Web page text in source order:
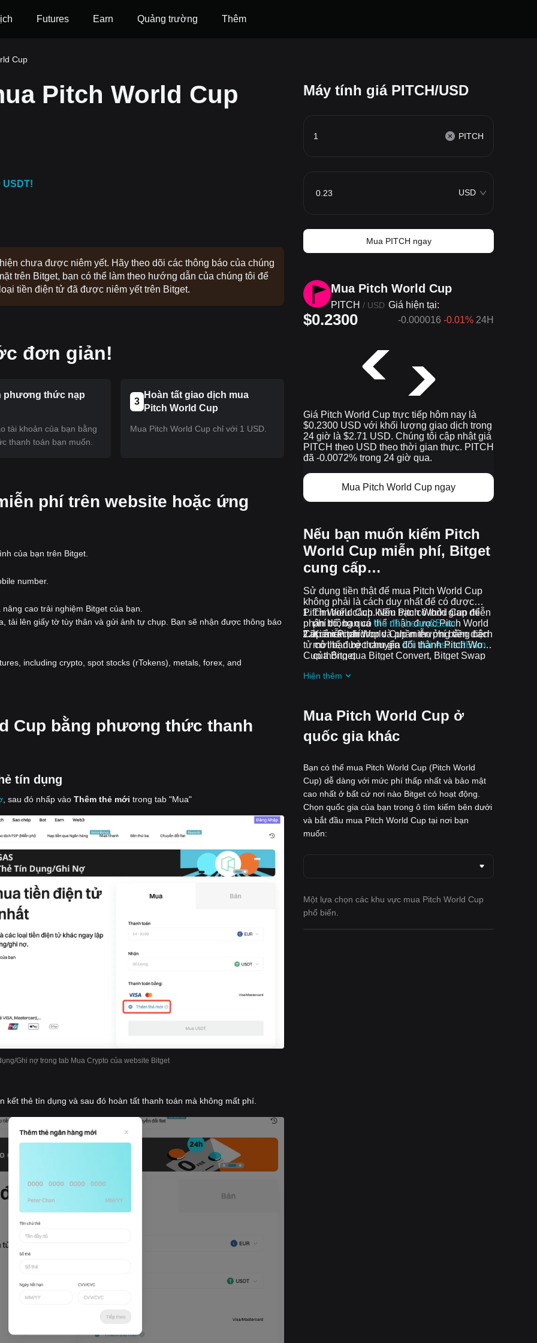
Futures ‌Earn Quảng trường Thêm
Cup
Pitch World Cup
USDT!
chưa được niêm yết. Hãy theo dõi các thông báo của chúng
trên Bitget, bạn có thể làm theo hướng dẫn của chúng tôi để
tiền điện tử đã được niêm yết trên Bitget.
đơn giản!
phương thức nạp
tài khoản của bạn bằng
thanh toán bạn muốn.
3
Hoàn tất giao dịch mua
Pitch World Cup
Mua Pitch World Cup chỉ với 1 USD.
phí trên website hoặc ứng
của bạn trên Bitget.
number.
cao trải nghiệm Bitget của bạn.
tải lên giấy tờ tùy thân và gửi ảnh tự chụp. Bạn sẽ nhận được thông báo
including crypto, spot stocks (rTokens), metals, forex, and
Cup bằng phương thức thanh
tín dụng
, sau đó nhấp vào Thêm thẻ mới trong tab "Mua"
Ghi nợ trong tab Mua Crypto của website Bitget
kết thẻ tín dụng và sau đó hoàn tất thanh toán mà không mất phí.
Máy tính giá PITCH/USD
PITCH
USD
Mua PITCH ngay
Mua Pitch World Cup
PITCH / USD Giá hiện tại:
$0.2300 -0.000016 -0.01% 24H
Giá Pitch World Cup trực tiếp hôm nay là
$0.2300 USD với khối lượng giao dịch trong
24 giờ là $2.71 USD. Chúng tôi cập nhật giá
PITCH theo USD theo thời gian thực. PITCH
đã -0.0072% trong 24 giờ qua.
Mua Pitch World Cup ngay
Nếu bạn muốn kiếm Pitch
World Cup miễn phí, Bitget
cung cấp…
Sử dụng tiền thật để mua Pitch World Cup
không phải là cách duy nhất để có được
Pitch World Cup. Nếu bạn có thời gian để
phân bổ, bạn có thể nhận được Pitch World
Cup miễn phí.
Tìm hiểu cách kiếm Pitch World Cup miễn
phí thông qua Ưu đãi Learn2Earn
Kiếm Pitch World Cup miễn phí bằng cách
mời bạn bè tham giaƯu đãi Assist2Earn
của Bitget
bằng cách tham gia
Tất cả các airdrop và phần thưởng tiền điện
tử có thể được chuyển đổi thành Pitch World
Cup thông qua Bitget Convert, Bitget Swap
Hiện thêm
Mua Pitch World Cup ở
quốc gia khác
Bạn có thể mua Pitch World Cup (Pitch World
Cup) dễ dàng với mức phí thấp nhất và bảo mật
cao nhất ở bất cứ nơi nào Bitget có hoạt động.
Chọn quốc gia của bạn trong ô tìm kiếm bên dưới
và bắt đầu mua Pitch World Cup tại nơi bạn
muốn:
Một lựa chọn các khu vực mua Pitch World Cup
phổ biến.